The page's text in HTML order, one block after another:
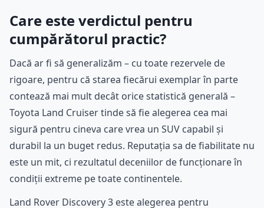
Care este verdictul pentru
cumpărătorul practic?
Dacă ar fi să generalizăm – cu toate rezervele de
rigoare, pentru că starea fiecărui exemplar în parte
contează mai mult decât orice statistică generală –
Toyota Land Cruiser tinde să fie alegerea cea mai
sigură pentru cineva care vrea un SUV capabil și
durabil la un buget redus. Reputația sa de fiabilitate nu
este un mit, ci rezultatul deceniilor de funcționare în
condiții extreme pe toate continentele.
Land Rover Discovery 3 este alegerea pentru